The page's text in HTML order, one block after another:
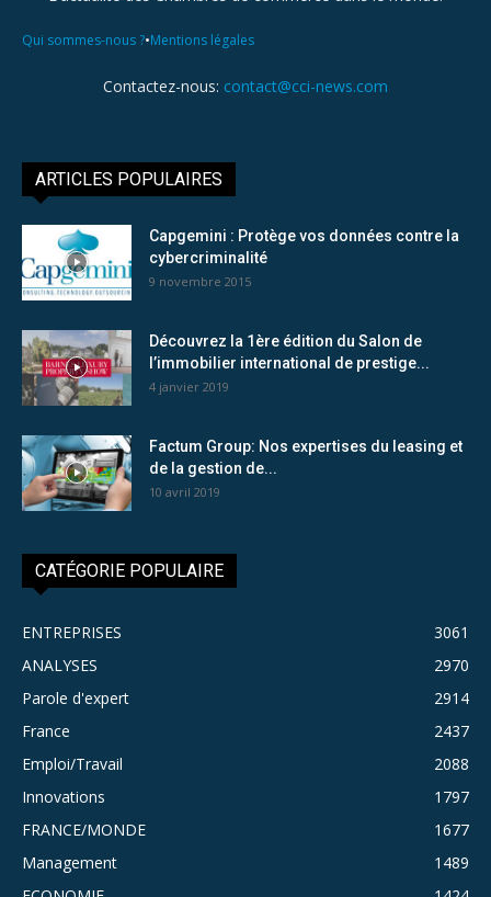
Qui sommes-nous ?•Mentions légales
Contactez-nous: contact@cci-news.com
ARTICLES POPULAIRES
Capgemini : Protège vos données contre la
cybercriminalité
9 novembre 2015
Découvrez la 1ère édition du Salon de
l’immobilier international de prestige...
4 janvier 2019
Factum Group: Nos expertises du leasing et
de la gestion de...
10 avril 2019
CATÉGORIE POPULAIRE
ENTREPRISES
3061
ANALYSES
2970
Parole d'expert
2914
France
2437
Emploi/Travail
2088
Innovations
1797
FRANCE/MONDE
1677
Management
1489